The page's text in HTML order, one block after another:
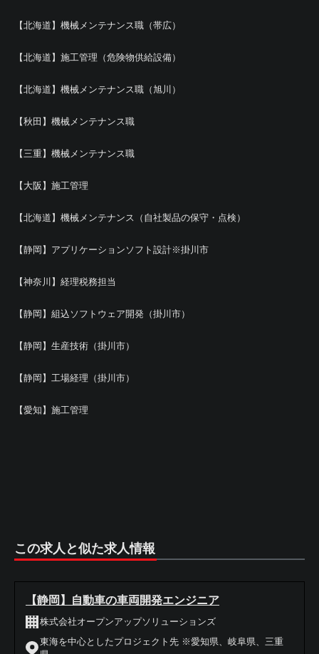
【北海道】機械メンテナンス職（帯広）
【北海道】施工管理（危険物供給設備）
【北海道】機械メンテナンス職（旭川）
【秋田】機械メンテナンス職
【三重】機械メンテナンス職
【大阪】施工管理
【北海道】機械メンテナンス（自社製品の保守・点検）
【静岡】アプリケーションソフト設計※掛川市
【神奈川】経理税務担当
【静岡】組込ソフトウェア開発（掛川市）
【静岡】生産技術（掛川市）
【静岡】工場経理（掛川市）
【愛知】施工管理
この求人と似た求人情報
【静岡】自動車の車両開発エンジニア
株式会社オープンアップソリューションズ
東海を中心としたプロジェクト先 ※愛知県、岐阜県、三重